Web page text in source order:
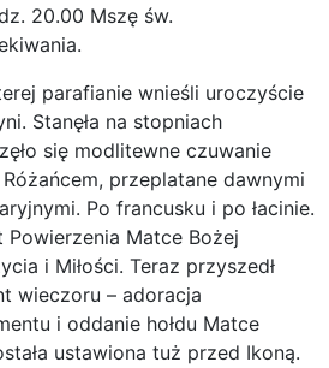
20.00 Mszę św.
parafianie wnieśli uroczyście
Stanęła na stopniach
się modlitewne czuwanie
przeplatane dawnymi
Po francusku i po łacinie.
Powierzenia Matce Bożej
i Miłości. Teraz przyszedł
wieczoru – adoracja
i oddanie hołdu Matce
ustawiona tuż przed Ikoną.